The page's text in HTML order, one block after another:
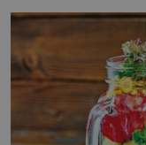
blonďaté vlásky. Fakt, že jsou těla dávných lidí nesmírně
dobře zachovalá,
podmínkám.